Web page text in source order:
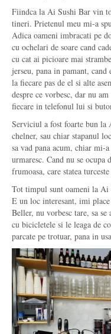
Fiindca la Ai Sushi Bar vin
tineri. Prietenul meu mi-a
Adica oameni imbracati pe
cu ochelari de soare cand
cu cat ai picioare mai
jerseu, pana in pamant,
la fiecare pas de el si alte
despre ce vorbesc, dar nu
fiecare in telefonul lui si
Serviciul a fost foarte bun
chelner, sau chiar stapanul
sa vad pana acum, chiar mi-
urmaresc. Cand nu se ocupa
frumoasa, care statea
Tot timpul sunt oameni la Ai
E un loc interesant, imi
Beller, nu vorbesc tare, sa
cu bicicletele si le leaga de
parcate pe trotuar, pana in